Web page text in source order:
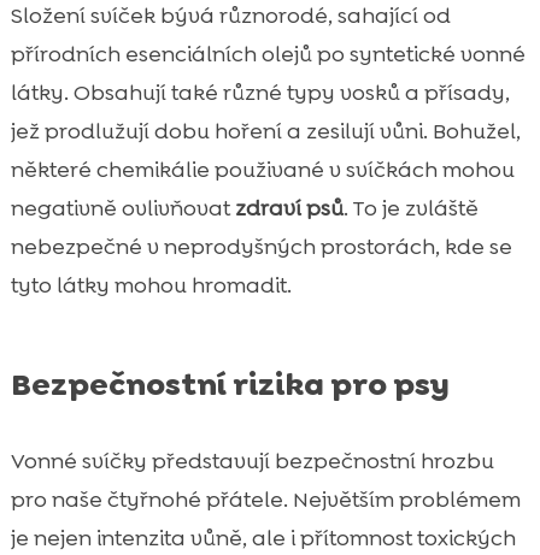
Složení svíček bývá různorodé, sahající od
přírodních esenciálních olejů po syntetické vonné
látky. Obsahují také různé typy vosků a přísady,
jež prodlužují dobu hoření a zesilují vůni. Bohužel,
některé chemikálie použivané v svíčkách mohou
negativně ovlivňovatzdraví psů. To je zvláště
nebezpečné v neprodyšných prostorách, kde se
tyto látky mohou hromadit.
Bezpečnostní rizika pro psy
Vonné svíčky představují bezpečnostní hrozbu
pro naše čtyřnohé přátele. Největším problémem
je nejen intenzita vůně, ale i přítomnost toxických